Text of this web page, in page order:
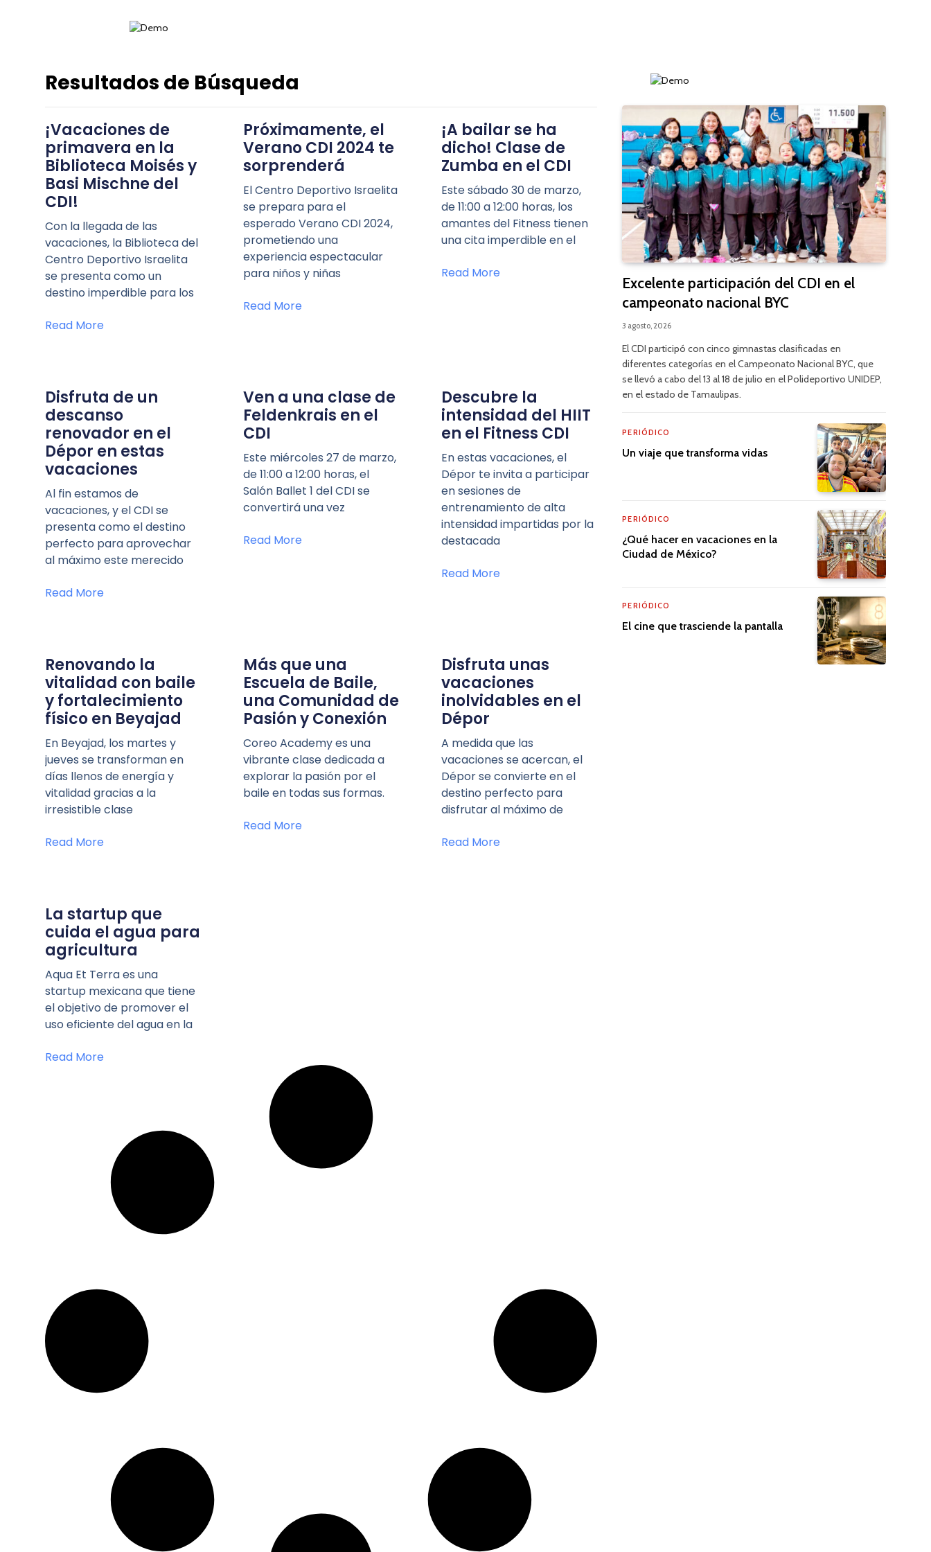
Resultados de Búsqueda
¡Vacaciones de
primavera en la
Biblioteca Moisés y
Basi Mischne del
CDI!
Con la llegada de las
vacaciones, la Biblioteca del
Centro Deportivo Israelita
se presenta como un
destino imperdible para los
Read More
Próximamente, el
Verano CDI 2024 te
sorprenderá
El Centro Deportivo Israelita
se prepara para el
esperado Verano CDI 2024,
prometiendo una
experiencia espectacular
para niños y niñas
Read More
¡A bailar se ha
dicho! Clase de
Zumba en el CDI
Este sábado 30 de marzo,
de 11:00 a 12:00 horas, los
amantes del Fitness tienen
una cita imperdible en el
Read More
Disfruta de un
descanso
renovador en el
Dépor en estas
vacaciones
Al fin estamos de
vacaciones, y el CDI se
presenta como el destino
perfecto para aprovechar
al máximo este merecido
Read More
Ven a una clase de
Feldenkrais en el
CDI
Este miércoles 27 de marzo,
de 11:00 a 12:00 horas, el
Salón Ballet 1 del CDI se
convertirá una vez
Read More
Descubre la
intensidad del HIIT
en el Fitness CDI
En estas vacaciones, el
Dépor te invita a participar
en sesiones de
entrenamiento de alta
intensidad impartidas por la
destacada
Read More
Renovando la
vitalidad con baile
y fortalecimiento
físico en Beyajad
En Beyajad, los martes y
jueves se transforman en
días llenos de energía y
vitalidad gracias a la
irresistible clase
Read More
Más que una
Escuela de Baile,
una Comunidad de
Pasión y Conexión
Coreo Academy es una
vibrante clase dedicada a
explorar la pasión por el
baile en todas sus formas.
Read More
Disfruta unas
vacaciones
inolvidables en el
Dépor
A medida que las
vacaciones se acercan, el
Dépor se convierte en el
destino perfecto para
disfrutar al máximo de
Read More
La startup que
cuida el agua para
agricultura
Aqua Et Terra es una
startup mexicana que tiene
el objetivo de promover el
uso eficiente del agua en la
Read More
Excelente participación del CDI en el
campeonato nacional BYC
3 agosto, 2026
El CDI participó con cinco gimnastas clasificadas en
diferentes categorías en el Campeonato Nacional BYC, que
se llevó a cabo del 13 al 18 de julio en el Polideportivo UNIDEP,
en el estado de Tamaulipas.
PERIÓDICO
Un viaje que transforma vidas
PERIÓDICO
¿Qué hacer en vacaciones en la
Ciudad de México?
PERIÓDICO
El cine que trasciende la pantalla